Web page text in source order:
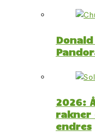
2026:
rakner
endres